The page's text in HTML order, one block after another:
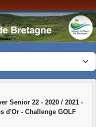
Senior 22 - 2020 / 2021 -
d'Or - Challenge GOLF